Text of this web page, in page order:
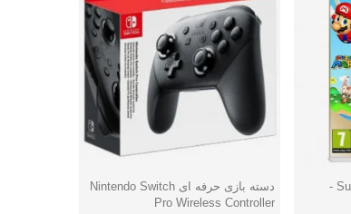
بازی Super Mario 3D All stars -
دوست داشتندسته بازی حرفه ای Nintendo Switch
Pro Wireless Controller